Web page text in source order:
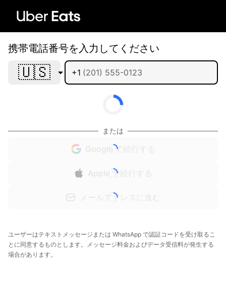
携帯電話番号を入力してください
🇺🇸 +1
または
Google で続行する
Apple で続行する
メールアドレスに進む
ユーザーはテキストメッセージまたは WhatsApp で認証コードを受け取るこ
とに同意するものとします。メッセージ料金およびデータ受信料が発生する
場合があります。